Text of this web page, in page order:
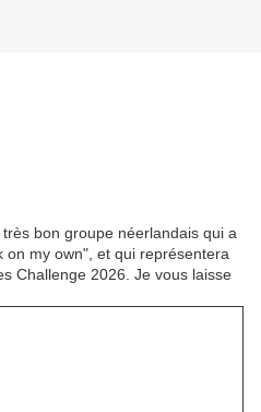
bon groupe néerlandais qui a
my own", et qui représentera
Challenge 2026. Je vous laisse